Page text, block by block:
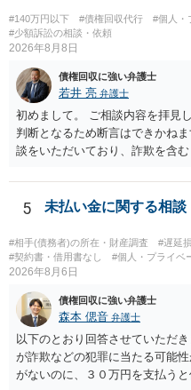
に相手方が遠方である場合は）
手方の主張については、和解で
お、残念ながら、「連絡も返っ
ダメージが大きく」という理由
せん。
#140万円以下 #債権回収代行 #個人・
#少額訴訟の相談・依頼
2026年8月8日
債権回収に強い弁護士
若井 亮 弁護士
初めまして。 ご相談内容を拝見
判断となるため断言はできかね
談をいただいており、詐欺を含
ります。 お金を渡した方法が現
であるならば、相手方の身元を
お勧めします。
5 未払い金に関する相談
#相手(債務者)の所在・財産調査 #遅延
#契約書・借用書なし
#個人・プライベ
2026年8月6日
債権回収に強い弁護士
森本 偲音 弁護士
以下のとおり回答させていただ
が詐欺などの犯罪に当たる可能
がないのに、３０万円を支払う